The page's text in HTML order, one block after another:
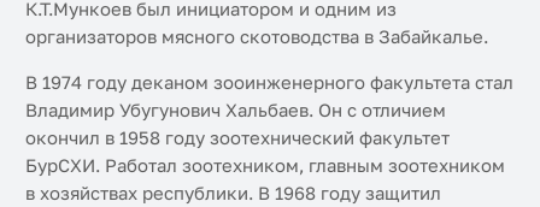
К.Т.Мункоев был инициатором и одним из
организаторов мясного скотоводства в Забайкалье.
В 1974 году деканом зооинженерного факультета стал
Владимир Убугунович Хальбаев. Он с отличием
окончил в 1958 году зоотехнический факультет
БурСХИ. Работал зоотехником, главным зоотехником
в хозяйствах республики. В 1968 году защитил